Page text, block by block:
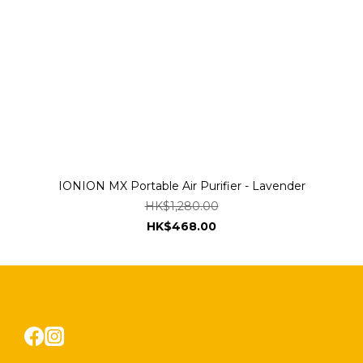
IONION MX Portable Air Purifier - Lavender
HK$1,280.00
HK$468.00